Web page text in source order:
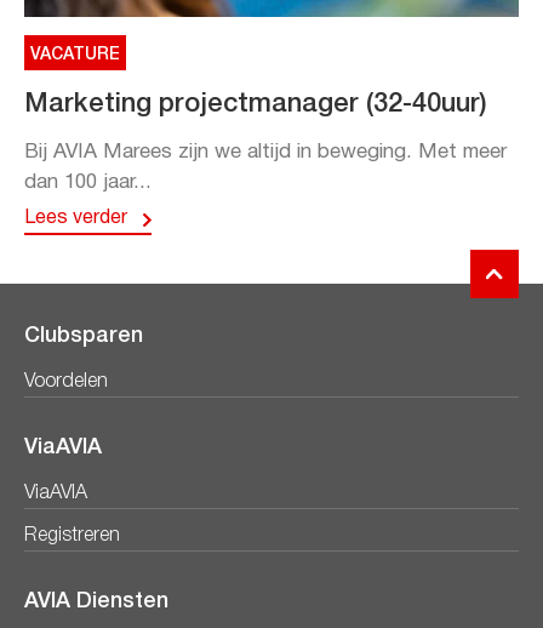
VACATURE
Marketing projectmanager (32-40uur)
Bij AVIA Marees zijn we altijd in beweging. Met meer
dan 100 jaar...
Lees verder
Clubsparen
Voordelen
ViaAVIA
ViaAVIA
Registreren
AVIA Diensten